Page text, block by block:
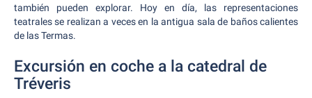
también pueden explorar. Hoy en día, las representaciones
teatrales se realizan a veces en la antigua sala de baños calientes
de las Termas.
Excursión en coche a la catedral de
Tréveris